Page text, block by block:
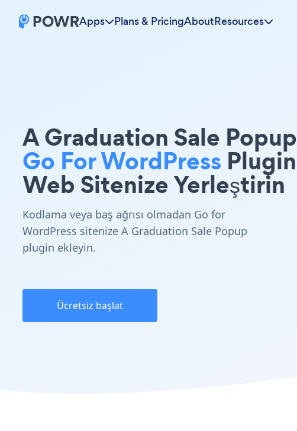
Apps Plans & PricingAboutResources
A Graduation Sale Popup
Go For WordPress Plugin
Web Sitenize Yerleştirin
Kodlama veya baş ağrısı olmadan Go for
WordPress sitenize A Graduation Sale Popup
plugin ekleyin.
Ücretsiz başlat